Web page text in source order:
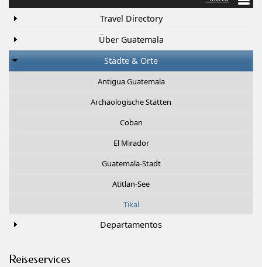
Travel Directory
Über Guatemala
Städte & Orte
Antigua Guatemala
Archäologische Stätten
Coban
El Mirador
Guatemala-Stadt
Atitlan-See
Tikal
Departamentos
Reiseservices